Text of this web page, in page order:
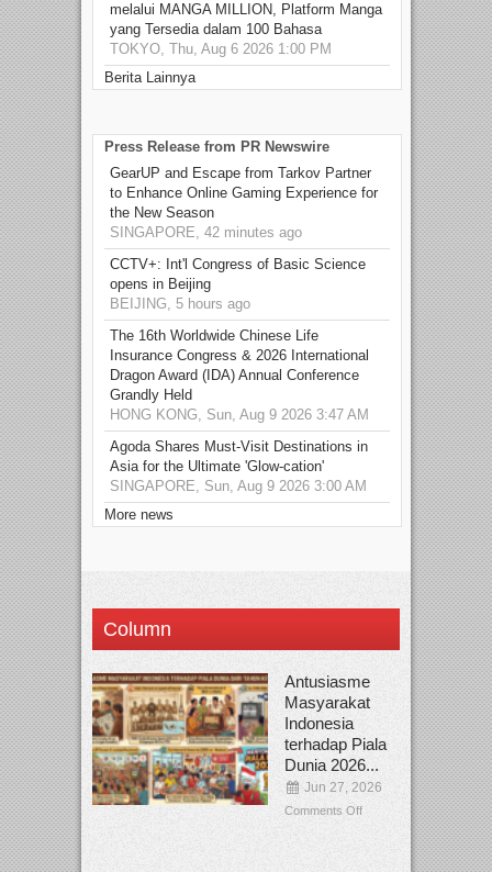
melalui MANGA MILLION, Platform Manga
yang Tersedia dalam 100 Bahasa
TOKYO, Thu, Aug 6 2026 1:00 PM
Berita Lainnya
Press Release from PR Newswire
GearUP and Escape from Tarkov Partner
to Enhance Online Gaming Experience for
the New Season
SINGAPORE, 42 minutes ago
CCTV+: Int'l Congress of Basic Science
opens in Beijing
BEIJING, 5 hours ago
The 16th Worldwide Chinese Life
Insurance Congress & 2026 International
Dragon Award (IDA) Annual Conference
Grandly Held
HONG KONG, Sun, Aug 9 2026 3:47 AM
Agoda Shares Must-Visit Destinations in
Asia for the Ultimate 'Glow-cation'
SINGAPORE, Sun, Aug 9 2026 3:00 AM
More news
Column
Antusiasme
Masyarakat
Indonesia
terhadap Piala
Dunia 2026...
Jun 27, 2026
Comments Off